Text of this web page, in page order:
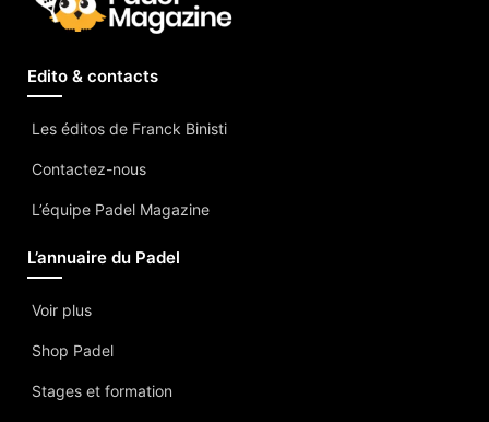
Edito & contacts
Les éditos de Franck Binisti
Contactez-nous
L’équipe Padel Magazine
L’annuaire du Padel
Voir plus
Shop Padel
Stages et formation